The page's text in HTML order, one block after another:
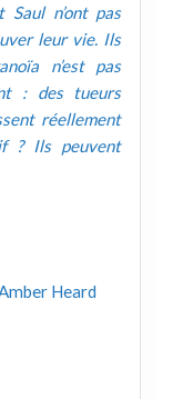
n’ont pas
leur vie. Ils
n’est pas
: des tueurs
réellement
? Ils peuvent
Heard